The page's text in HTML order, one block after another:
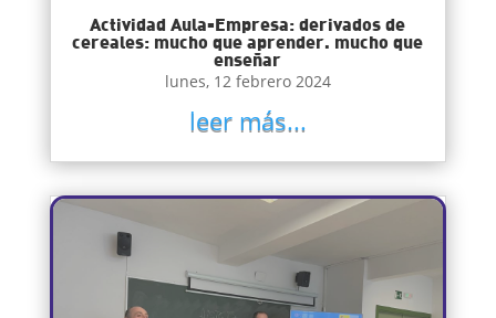
Actividad Aula-Empresa: derivados de
cereales: mucho que aprender. mucho que
enseñar
lunes, 12 febrero 2024
leer más...